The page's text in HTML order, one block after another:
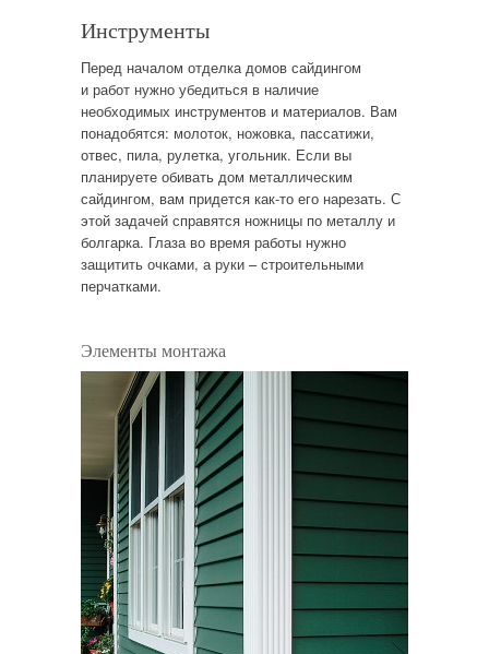
Инструменты
Перед началом отделка домов сайдингом
и работ нужно убедиться в наличие
необходимых инструментов и материалов. Вам
понадобятся: молоток, ножовка, пассатижи,
отвес, пила, рулетка, угольник. Если вы
планируете обивать дом металлическим
сайдингом, вам придется как-то его нарезать. С
этой задачей справятся ножницы по металлу и
болгарка. Глаза во время работы нужно
защитить очками, а руки – строительными
перчатками.
Элементы монтажа